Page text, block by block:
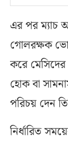
এর পর ম্যাচ
গোলরক্ষক
করে
হোক বা
পরিচয় দেন
নির্ধারিত